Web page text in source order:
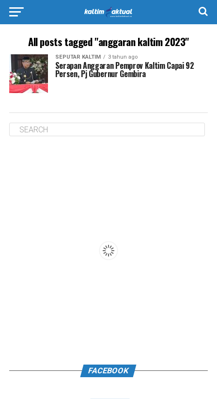
All posts tagged "anggaran kaltim 2023"
SEPUTAR KALTIM 3 tahun ago
Serapan Anggaran Pemprov Kaltim Capai 92
Persen, Pj Gubernur Gembira
FACEBOOK